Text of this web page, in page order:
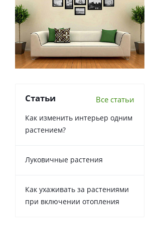
Статьи Все статьи
Как изменить интерьер одним
растением?
Луковичные растения
Как ухаживать за растениями
при включении отопления